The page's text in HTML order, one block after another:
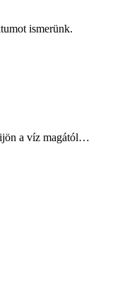
ismerünk.
a víz magától…